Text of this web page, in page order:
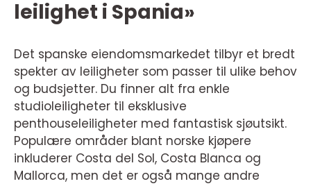
leilighet i Spania»
Det spanske eiendomsmarkedet tilbyr et bredt
spekter av leiligheter som passer til ulike behov
og budsjetter. Du finner alt fra enkle
studioleiligheter til eksklusive
penthouseleiligheter med fantastisk sjøutsikt.
Populære områder blant norske kjøpere
inkluderer Costa del Sol, Costa Blanca og
Mallorca, men det er også mange andre